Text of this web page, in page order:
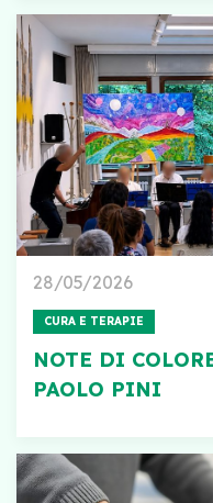
28/05/2026
CURA E TERAPIE
NOTE DI
PAOLO PINI